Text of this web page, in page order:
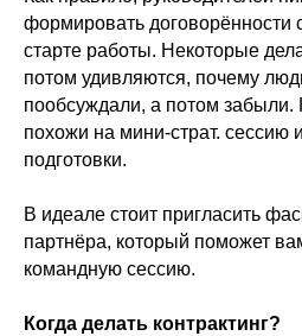
формировать договорённости
старте работы. Некоторые
потом удивляются, почему
пообсуждали, а потом забыли.
похожи на мини-страт. сессию
подготовки.
В идеале стоит пригласить
партнёра, который поможет
командную сессию.
Когда делать контрактинг?